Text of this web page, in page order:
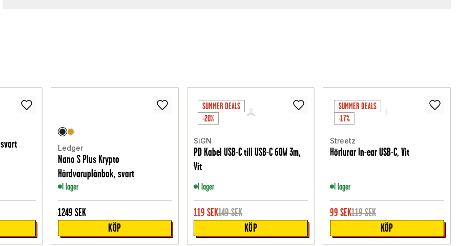
Ledger
Nano S Plus Krypto
Hårdvaruplånbok, svart
I lager
1249 SEK
KÖP
SUMMER DEALS
-20%
SiGN
PD Kabel USB-C till USB-C 60W 3m,
Vit
I lager
119 SEK149SEK
KÖP
SUMMER DEALS
-17%
Streetz
Hörlurar In-ear USB-C, Vit
I lager
99 SEK119SEK
KÖP